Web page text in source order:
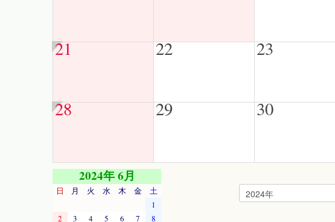
21 22 23
28 29 30
2024年 6月
日 月 火 水 木 金
土
1
2
3 4 5 6 7
8